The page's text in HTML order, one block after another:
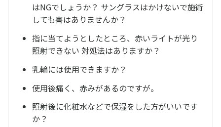
はNGでしょうか？ サングラスはかけないで施術
しても害はありませんか？
指に当てようとしたところ、赤いライトが光り
照射できない 対処法はありますか？
乳輪には使用できますか？
使用後痛く、赤みがあるのですが。
照射後に化粧水などで保湿をした方がいいです
か？